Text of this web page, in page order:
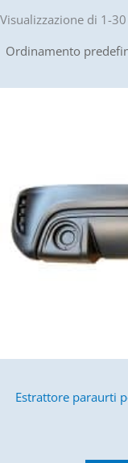
Visualizzazione di 1-
Estrattore paraurti